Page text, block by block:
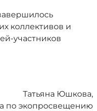
коллективов и
участников
Татьяна Юшкова,
по экопросвещению